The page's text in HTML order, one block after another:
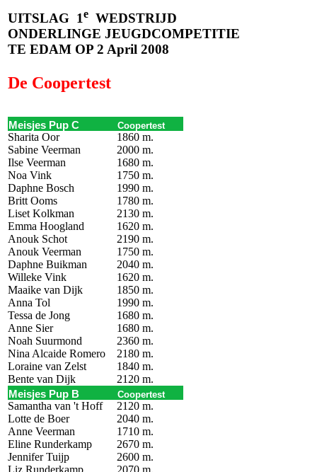
UITSLAG 1e WEDSTRIJD
ONDERLINGE JEUGDCOMPETITIE
TE EDAM OP 2 April 2008
De Coopertest
Meisjes Pup C Coopertest
Sharita Oor
1860 m.
Sabine Veerman
2000 m.
Ilse Veerman
1680 m.
Noa Vink
1750 m.
Daphne Bosch
1990 m.
Britt Ooms
1780 m.
Liset Kolkman
2130 m.
Emma Hoogland
1620 m.
Anouk Schot
2190 m.
Anouk Veerman
1750 m.
Daphne Buikman
2040 m.
Willeke Vink
1620 m.
Maaike van Dijk
1850 m.
Anna Tol
1990 m.
Tessa de Jong
1680 m.
Anne Sier
1680 m.
Noah Suurmond
2360 m.
Nina Alcaide Romero
2180 m.
Loraine van Zelst
1840 m.
Bente van Dijk
2120 m.
Meisjes Pup B Coopertest
Samantha van 't Hoff
2120 m.
Lotte de Boer
2040 m.
Anne Veerman
1710 m.
Eline Runderkamp
2670 m.
Jennifer Tuijp
2600 m.
Liz Runderkamp
2070 m.